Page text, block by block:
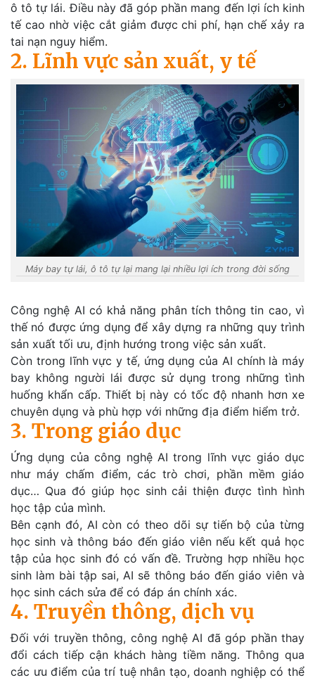
ô tô tự lái. Điều này đã góp phần mang đến lợi ích kinh
tế cao nhờ việc cắt giảm được chi phí, hạn chế xảy ra
tai nạn nguy hiểm.
2. Lĩnh vực sản xuất, y tế
Máy bay tự lái, ô tô tự lại mang lại nhiều lợi ích trong đời sống
Công nghệ AI có khả năng phân tích thông tin cao, vì
thế nó được ứng dụng để xây dựng ra những quy trình
sản xuất tối ưu, định hướng trong việc sản xuất.
Còn trong lĩnh vực y tế, ứng dụng của AI chính là máy
bay không người lái được sử dụng trong những tình
huống khẩn cấp. Thiết bị này có tốc độ nhanh hơn xe
chuyên dụng và phù hợp với những địa điểm hiểm trở.
3. Trong giáo dục
Ứng dụng của công nghệ AI trong lĩnh vực giáo dục
như máy chấm điểm, các trò chơi, phần mềm giáo
dục… Qua đó giúp học sinh cải thiện được tình hình
học tập của mình.
Bên cạnh đó, AI còn có theo dõi sự tiến bộ của từng
học sinh và thông báo đến giáo viên nếu kết quả học
tập của học sinh đó có vấn đề. Trường hợp nhiều học
sinh làm bài tập sai, AI sẽ thông báo đến giáo viên và
học sinh cách sửa để có đáp án chính xác.
4. Truyền thông, dịch vụ
Đối với truyền thông, công nghệ AI đã góp phần thay
đổi cách tiếp cận khách hàng tiềm năng. Thông qua
các ưu điểm của trí tuệ nhân tạo, doanh nghiệp có thể